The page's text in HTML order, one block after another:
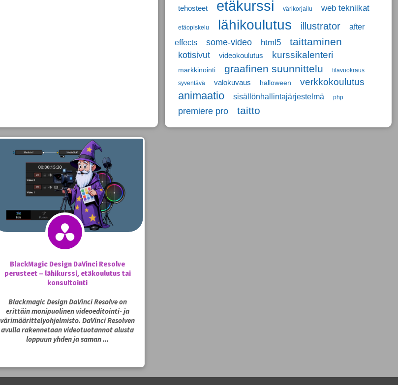
tehosteet etäkurssi värikorjailu web tekniikat
etäopiskelu lähikoulutus illustrator
after
effects
some-video html5 taittaminen
kotisivut videokoulutus kurssikalenteri
markkinointi graafinen suunnittelu
tilavuokraus
syventävä
valokuvaus halloween verkkokoulutus
animaatio sisällönhallintajärjestelmä php
premiere pro taitto
BlackMagic Design DaVinci Resolve
perusteet – lähikurssi, etäkoulutus tai
konsultointi
Blackmagic Design DaVinci Resolve on
erittäin monipuolinen videoeditointi- ja
värimäärittelyohjelmisto. DaVinci Resolven
avulla rakennetaan videotuotannot alusta
loppuun yhden ja saman ...